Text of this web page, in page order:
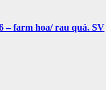
– farm hoa/ rau quả. SV